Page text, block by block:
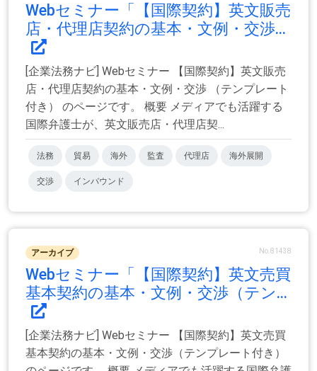
Webセミナー「【国際契約】英文販売
店・代理店契約の基本・文例・交渉...
[企業法務ナビ] Webセミナー 【国際契約】英文販売
店・代理店契約の基本・文例・交渉 （テンプレート
付き） のページです。 概要 メディアでも活躍する
国際弁護士が、英文販売店・代理店契...
法務 貿易 海外 監査 代理店 海外展開
交渉 インバウンド
アーカイブ No.81438
Webセミナー「【国際契約】英文売買
基本契約の基本・文例・交渉（テン...
[企業法務ナビ] Webセミナー 【国際契約】英文売買
基本契約の基本・文例・交渉（テンプレート付き）